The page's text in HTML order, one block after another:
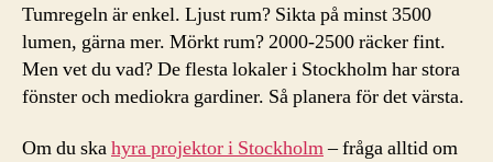
Tumregeln är enkel. Ljust rum? Sikta på minst 3500
lumen, gärna mer. Mörkt rum? 2000-2500 räcker fint.
Men vet du vad? De flesta lokaler i Stockholm har stora
fönster och mediokra gardiner. Så planera för det värsta.
Om du skahyra projektor i Stockholm– fråga alltid om